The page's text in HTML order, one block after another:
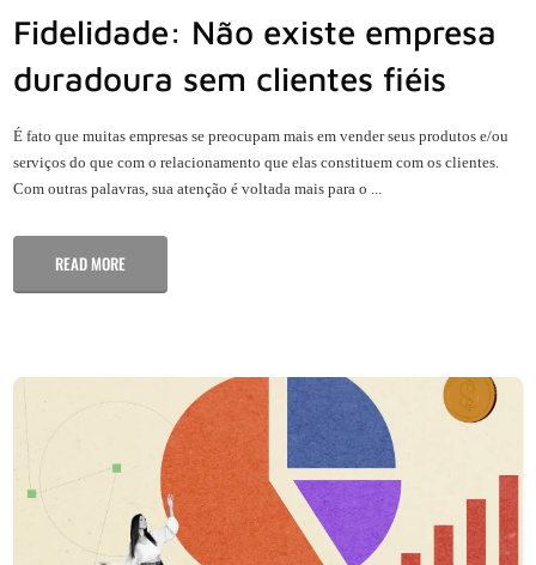
Fidelidade: Não existe empresa
duradoura sem clientes fiéis
É fato que muitas empresas se preocupam mais em vender seus produtos e/ou
serviços do que com o relacionamento que elas constituem com os clientes.
Com outras palavras, sua atenção é voltada mais para o ...
READ MORE